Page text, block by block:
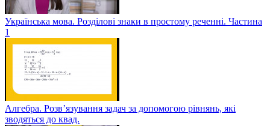
Українська мова. Розділові знаки в простому реченні. Частина
1
Алгебра. Розв’язування задач за допомогою рівнянь, які
зводяться до квад.